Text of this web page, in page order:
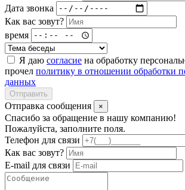
Дата звонка
Как вас зовут?
время
Я даю согласие на обработку
прочел политику в отношении обработки
данных
Отправить
Отправка сообщения ×
Спасибо за обращение в нашу компанию!
Пожалуйста, заполните поля.
Телефон для связи
Как вас зовут?
E-mail для связи